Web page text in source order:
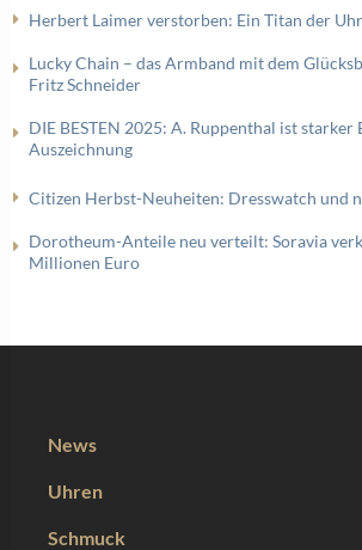
Herbert Laimer verstorben: Ein Titan der
Lucky Chain – das Armband mit dem
Fritz Schneider
DIE BESTEN 2025: A. Ruppenthal ist
Auszeichnung
Citizen Herbst-Neuheiten: Dresswatch und
Dorotheum-Anteile neu verteilt: Soravia
Millionen Euro
News
Uhren
Schmuck